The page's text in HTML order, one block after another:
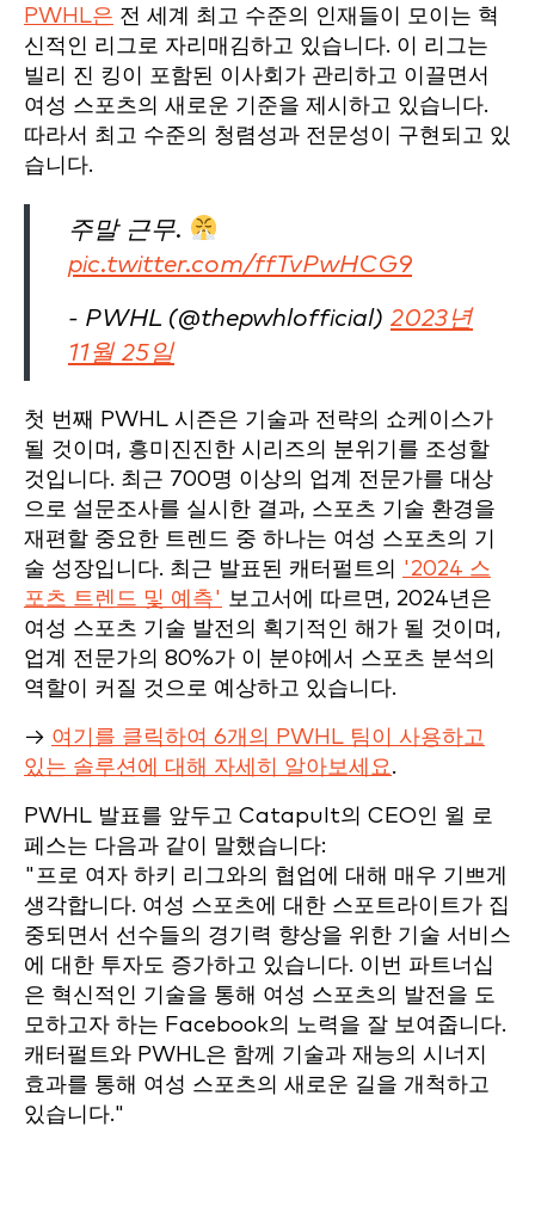
PWHL은 전 세계 최고 수준의 인재들이 모이는 혁
신적인 리그로 자리매김하고 있습니다. 이 리그는
빌리 진 킹이 포함된 이사회가 관리하고 이끌면서
여성 스포츠의 새로운 기준을 제시하고 있습니다.
따라서 최고 수준의 청렴성과 전문성이 구현되고 있
습니다.
주말 근무.
pic.twitter.com/ffTvPwHCG9
- PWHL (@thepwhlofficial) 2023년
11월 25일
첫 번째 PWHL 시즌은 기술과 전략의 쇼케이스가
될 것이며, 흥미진진한 시리즈의 분위기를 조성할
것입니다. 최근 700명 이상의 업계 전문가를 대상
으로 설문조사를 실시한 결과, 스포츠 기술 환경을
재편할 중요한 트렌드 중 하나는 여성 스포츠의 기
술 성장입니다. 최근 발표된 캐터펄트의
'2024 스
포츠 트렌드 및 예측' 보고서에 따르면, 2024년은
여성 스포츠 기술 발전의 획기적인 해가 될 것이며,
업계 전문가의 80%가 이 분야에서 스포츠 분석의
역할이 커질 것으로 예상하고 있습니다.
→ 여기를 클릭하여 6개의 PWHL 팀이 사용하고
있는 솔루션에 대해 자세히 알아보세요.
PWHL 발표를 앞두고 Catapult의 CEO인 윌 로
페스는 다음과 같이 말했습니다:
"프로 여자 하키 리그와의 협업에 대해 매우 기쁘게
생각합니다. 여성 스포츠에 대한 스포트라이트가 집
중되면서 선수들의 경기력 향상을 위한 기술 서비스
에 대한 투자도 증가하고 있습니다. 이번 파트너십
은 혁신적인 기술을 통해 여성 스포츠의 발전을 도
모하고자 하는 Facebook의 노력을 잘 보여줍니다.
캐터펄트와 PWHL은 함께 기술과 재능의 시너지
효과를 통해 여성 스포츠의 새로운 길을 개척하고
있습니다."